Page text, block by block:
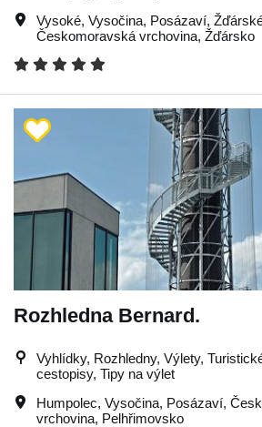
Vysoké, Vysočina, Posázaví,
Českomoravská vrchovina, Žďársko
Rozhledna Bernard.
Vyhlídky, Rozhledny, Výlety,
cestopisy, Tipy na výlet
Humpolec, Vysočina, Posázaví,
vrchovina, Pelhřimovsko